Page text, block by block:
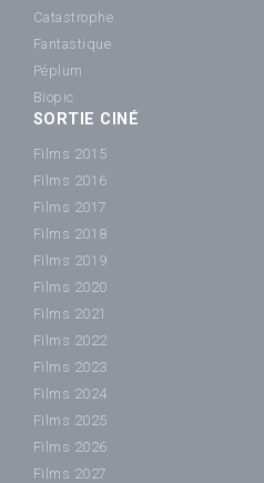
Catastrophe
Fantastique
Péplum
Biopic
SORTIE CINÉ
Films 2015
Films 2016
Films 2017
Films 2018
Films 2019
Films 2020
Films 2021
Films 2022
Films 2023
Films 2024
Films 2025
Films 2026
Films 2027